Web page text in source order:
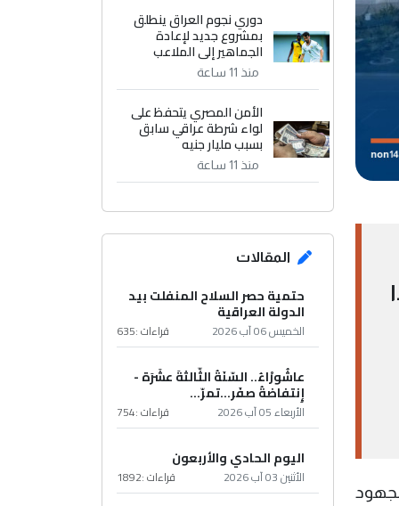
دوري نجوم العراق ينطلق
بمشروع جديد لإعادة
الجماهير إلى الملاعب
منذ 11 ساعة
الأمن المصري يتحفظ على
لواء شرطة عراقي سابق
بسبب مليار جنيه
منذ 11 ساعة
المقالات
حتمية حصر السلاح المنفلت بيد
الدولة العراقية
الخميس 06 آب 2026 قراءات :635
عاشُورْاءُ.. السّنَةُ الثّالثةَ عشَرَة -
إِنتفاضةُ صفَر…تمرّ...
الأربعاء 05 آب 2026 قراءات :754
اليوم الحادي والأربعون
الأثنين 03 آب 2026 قراءات :1892